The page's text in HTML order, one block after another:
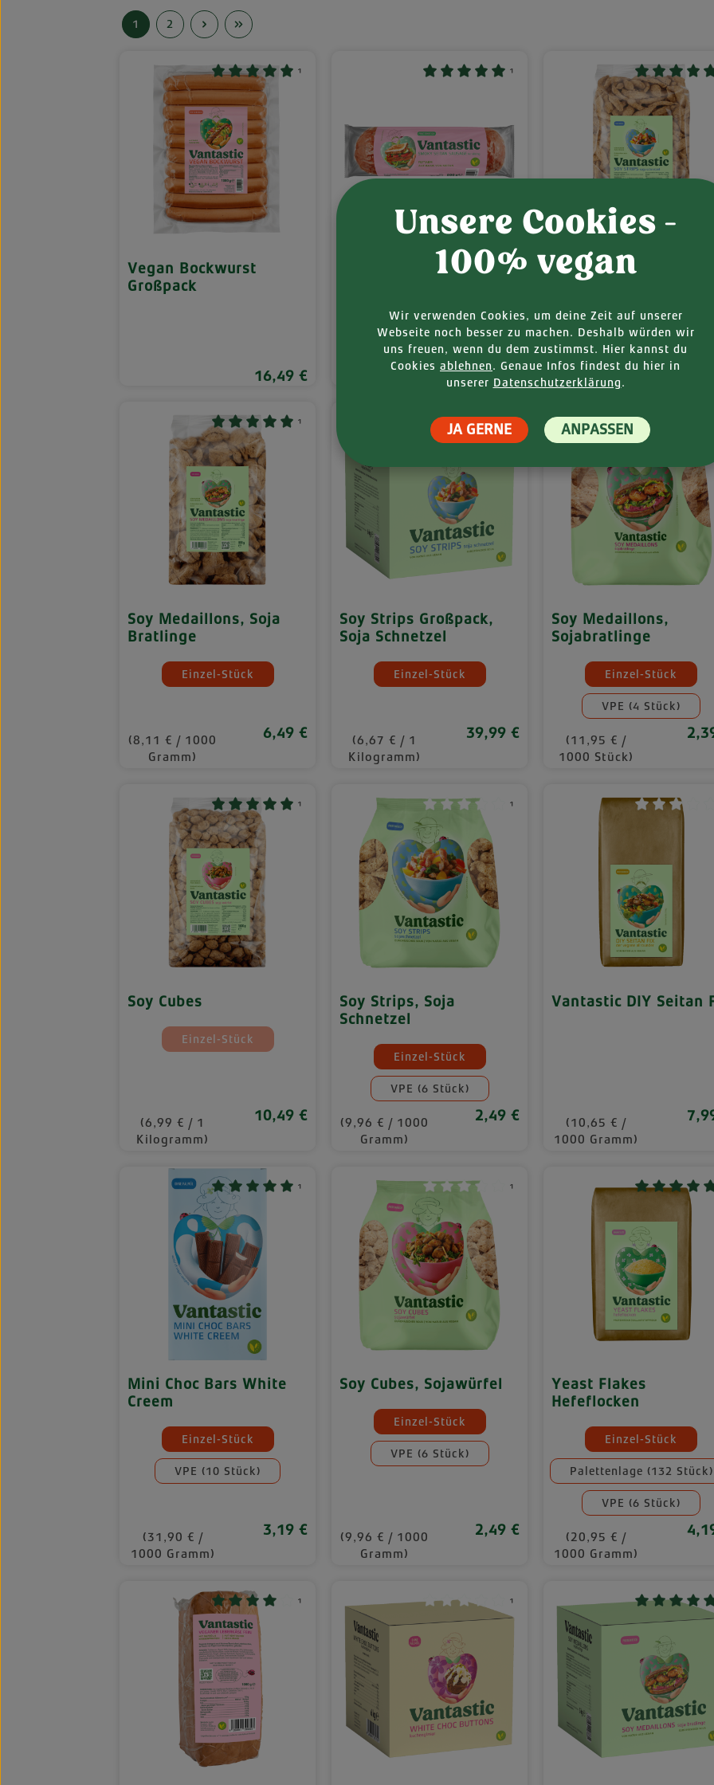
Seite
1
Seite
2
¹
Vegan Bockwurst
Großpack
Regulärer Preis:
16,49 €
¹
Smoky Seitan Sausage
(26,98 € /
1000 Gramm)
Regulärer Preis:
13,49 €
Soy Strips, Soja
Mengeneinheiten
Einzel-Stück
¹
Soy Medaillons, Soja
Bratlinge
Mengeneinheiten auswählen
Einzel-Stück
(8,11 € / 1000
Gramm)
Regulärer Preis:
6,49 €
¹
Soy Strips Großpack,
Soja Schnetzel
Mengeneinheiten auswählen
Einzel-Stück
(6,67 € / 1
Kilogramm)
Regulärer Preis:
39,99 €
Soy Medaillons,
Sojabratlinge
Mengeneinheiten
Einzel-Stück
VPE (4 Stück)
(11,95 € /
1000 Stück)
¹
Soy Cubes
Mengeneinheiten auswählen
Einzel-Stück
(Diese Option ist zurzeit nicht verfügbar.)
(6,99 € / 1
Kilogramm)
Regulärer Preis:
10,49 €
¹
Soy Strips, Soja
Schnetzel
Mengeneinheiten
Einzel-Stück
VPE (6 Stück)
(9,96 € / 1000
Gramm)
Regulärer Preis:
2,49 €
Vantastic DIY Seitan
(10,65 € /
1000 Gramm)
¹
Mini Choc Bars White
Creem
Mengeneinheiten auswählen
Einzel-Stück
VPE (10 Stück)
(31,90 € /
1000 Gramm)
Regulärer Preis:
3,19 €
¹
Soy Cubes, Sojawürfel
Mengeneinheiten auswählen
Einzel-Stück
VPE (6 Stück)
(9,96 € / 1000
Gramm)
Regulärer Preis:
2,49 €
Yeast Flakes
Hefeflocken
Mengeneinheiten
Einzel-Stück
Palettenlage (132 Stück)
VPE (6 Stück)
(20,95 € /
1000 Gramm)
¹ ¹
Unsere Cookies -
100% vegan
Wir verwenden Cookies, um deine Zeit auf unserer
Webseite noch besser zu machen. Deshalb würden wir
uns freuen, wenn du dem zustimmst. Hier kannst du
Cookies ablehnen. Genaue Infos findest du hier in
unserer Datenschutzerklärung.
ANPASSEN
JA GERNE